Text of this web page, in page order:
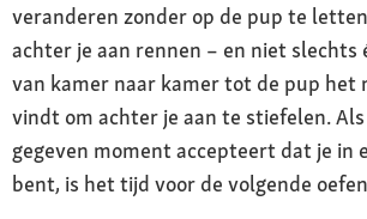
veranderen zonder op de pup te
achter je aan rennen – en niet slechts
van kamer naar kamer tot de pup het
vindt om achter je aan te stiefelen.
gegeven moment accepteert dat je in
bent, is het tijd voor de volgende